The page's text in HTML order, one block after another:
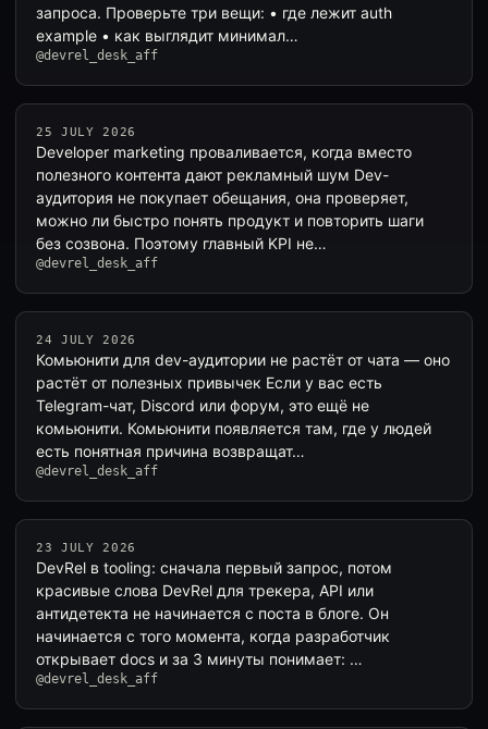
запроса. Проверьте три вещи: • где лежит auth
example • как выглядит минимал…
@devrel_desk_aff
25 JULY 2026
Developer marketing проваливается, когда вместо
полезного контента дают рекламный шум Dev-
аудитория не покупает обещания, она проверяет,
можно ли быстро понять продукт и повторить шаги
без созвона. Поэтому главный KPI не…
@devrel_desk_aff
24 JULY 2026
Комьюнити для dev-аудитории не растёт от чата — оно
растёт от полезных привычек Если у вас есть
Telegram-чат, Discord или форум, это ещё не
комьюнити. Комьюнити появляется там, где у людей
есть понятная причина возвращат…
@devrel_desk_aff
23 JULY 2026
DevRel в tooling: сначала первый запрос, потом
красивые слова DevRel для трекера, API или
антидетекта не начинается с поста в блоге. Он
начинается с того момента, когда разработчик
открывает docs и за 3 минуты понимает: …
@devrel_desk_aff